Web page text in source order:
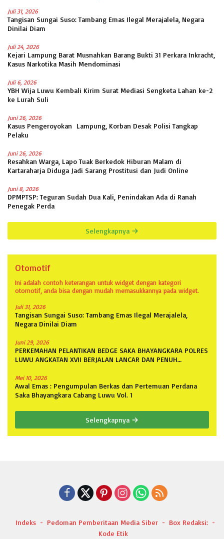
Juli 31, 2026
Tangisan Sungai Suso: Tambang Emas Ilegal Merajalela, Negara
Dinilai Diam
Juli 24, 2026
Kejari Lampung Barat Musnahkan Barang Bukti 31 Perkara Inkracht,
Kasus Narkotika Masih Mendominasi
Juli 6, 2026
YBH Wija Luwu Kembali Kirim Surat Mediasi Sengketa Lahan ke-2
ke Lurah Suli
Juni 26, 2026
Kasus Pengeroyokan Lampung, Korban Desak Polisi Tangkap
Pelaku
Juni 26, 2026
Resahkan Warga, Lapo Tuak Berkedok Hiburan Malam di
Kartaraharja Diduga Jadi Sarang Prostitusi dan Judi Online
Juni 8, 2026
DPMPTSP: Teguran Sudah Dua Kali, Penindakan Ada di Ranah
Penegak Perda
Selengkapnya
Otomotif
Ini adalah contoh keterangan untuk widget dengan kategori
otomotif, anda bisa dengan mudah memasukkannya pada widget.
Juli 31, 2026
Tangisan Sungai Suso: Tambang Emas Ilegal Merajalela,
Negara Dinilai Diam
Juni 29, 2026
PERKEMAHAN PELANTIKAN BEDGE SAKA BHAYANGKARA POLRES
LUWU ANGKATAN XVII BERJALAN LANCAR DAN PENUH
Mei 10, 2026
Awal Emas : Pengumpulan Berkas dan Pertemuan Perdana
Saka Bhayangkara Cabang Luwu Vol. 1
Selengkapnya
Indeks Pedoman Pemberitaan Media Siber
Box Redaksi:
Kode Etik